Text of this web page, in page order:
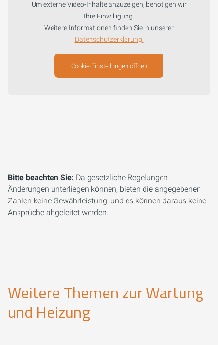
Um externe Video-Inhalte anzuzeigen, benötigen wir
Ihre Einwilligung.
Weitere Informationen finden Sie in unserer
Datenschutzerklärung.
Cookie-Einstellungen öffnen
Bitte beachten Sie: Da gesetzliche Regelungen
Änderungen unterliegen können, bieten die angegebenen
Zahlen keine Gewährleistung, und es können daraus keine
Ansprüche abgeleitet werden.
Weitere Themen zur Wartung
und Heizung